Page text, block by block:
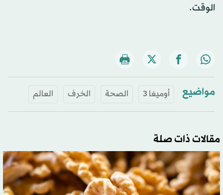
الوقت.
مواضيع أوميغا 3 الصحة الخرف العالم
مقالات ذات صلة